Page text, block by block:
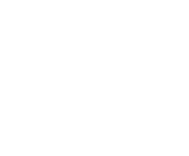
Desidero rimanere